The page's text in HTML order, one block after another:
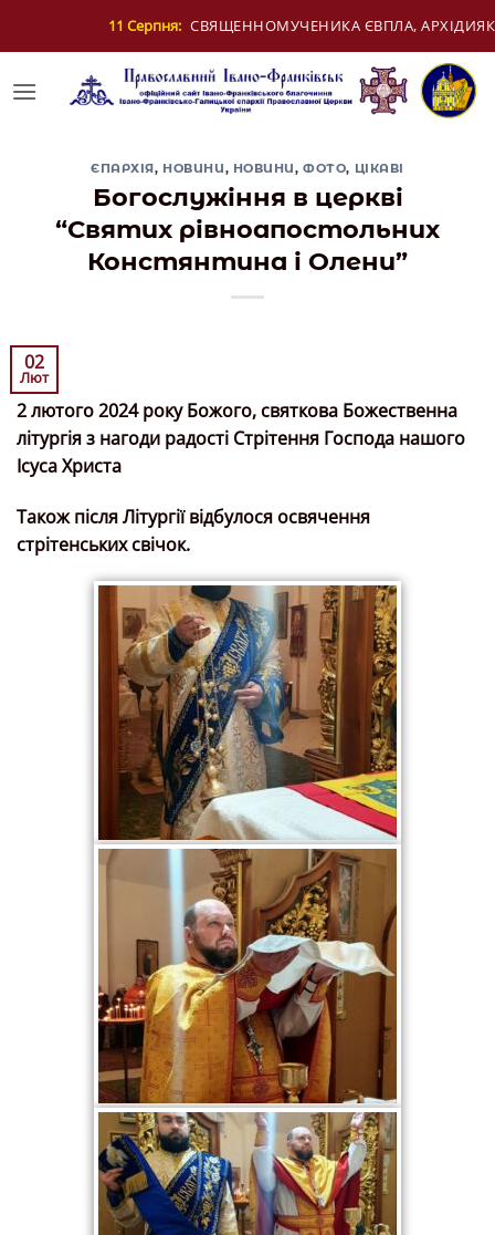
ЄВПЛА, АРХІДИЯКОНА 12 Серпня:
ЄПАРХІЯ, НОВИНИ, НОВИНИ,ФОТО, ЦІКАВІ
Богослужіння в церкві
“Святих рівноапостольних
Констянтина і Олени”
02
Лют
2 лютого 2024 року Божого, святкова Божественна
літургія з нагоди радості Стрітення Господа нашого
Ісуса Христа
Також після Літургії відбулося освячення
стрітенських свічок.